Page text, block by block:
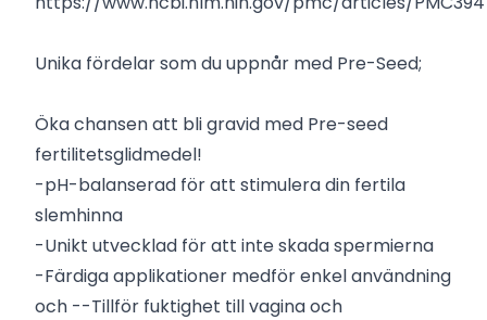
Unika fördelar som du uppnår med Pre-Seed;
Öka chansen att bli gravid med Pre-seed
fertilitetsglidmedel!
-pH-balanserad för att stimulera din fertila
slemhinna
-Unikt utvecklad för att inte skada spermierna
-Färdiga applikationer medför enkel användning
och --Tillför fuktighet till vagina och